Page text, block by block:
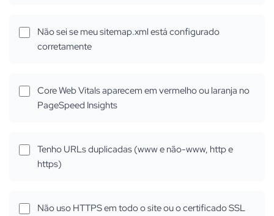
Não sei se meu sitemap.xml está configurado
corretamente
Core Web Vitals aparecem em vermelho ou laranja no
PageSpeed Insights
Tenho URLs duplicadas (www e não-www, http e
https)
Não uso HTTPS em todo o site ou o certificado SSL